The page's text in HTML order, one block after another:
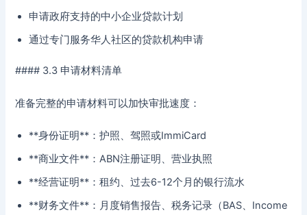
申请政府支持的中小企业贷款计划
通过专门服务华人社区的贷款机构申请
#### 3.3 申请材料清单
准备完整的申请材料可以加快审批速度：
**身份证明**：护照、驾照或ImmiCard
**商业文件**：ABN注册证明、营业执照
**经营证明**：租约、过去6-12个月的银行流水
**财务文件**：月度销售报告、税务记录（BAS、Income